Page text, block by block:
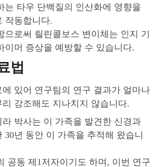
는 타우 단백질의 인산화에 영향을
작동합니다.
으로써 릴린콜보스 변이체는 인지 기
이머 증상을 예방할 수 있습니다.
법
있어 연구팀의 연구 결과가 얼마나
강조해도 지나치지 않습니다.
라 박사는 이 가족을 발견한 신경과
30년 동안 이 가족을 추적해 왔습니
공동 제1저자이기도 하며, 이번 연구